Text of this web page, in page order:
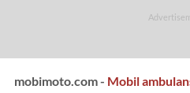
mobimoto.com - Mobil